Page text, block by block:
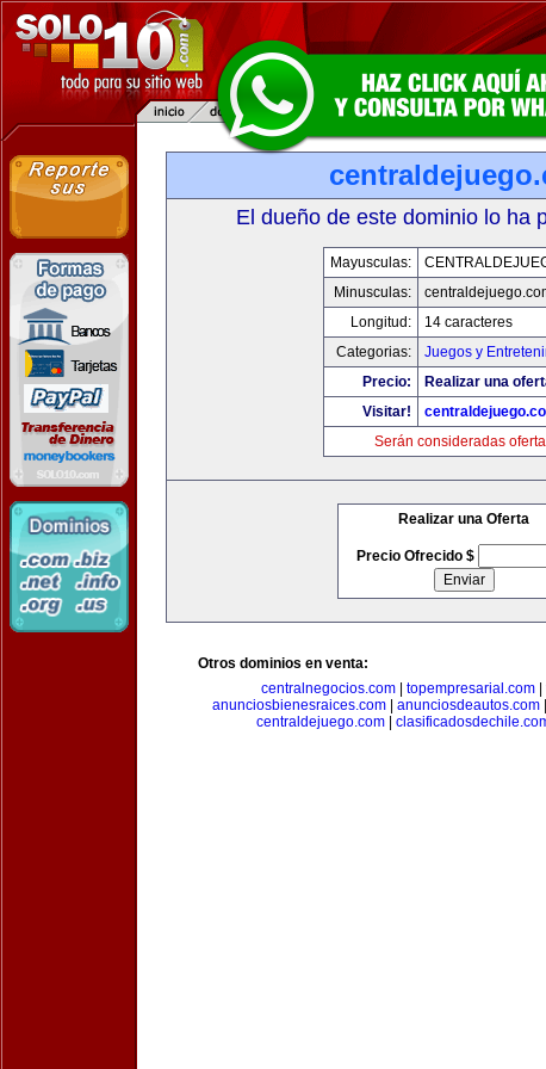
El dueño de este dominio lo ha
Mayusculas:
Minusculas:
Longitud:
14 caracteres
Categorias:
Juegos y
Precio:
Realizar una
Visitar!
Serán consideradas
Realizar una Oferta
Precio Ofrecido $
Otros dominios en venta:
centralnegocios.com| topempresarial.com|
anunciosbienesraices.com| anunciosdeautos.com|
centraldejuego.com